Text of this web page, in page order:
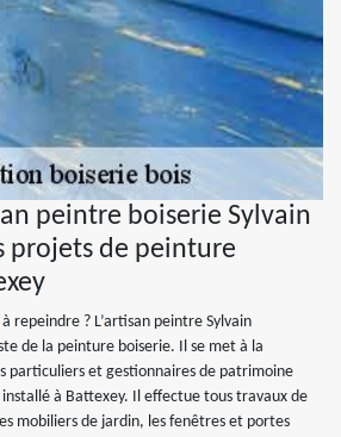
peintre boiserie Sylvain
projets de peinture
repeindre ? L’artisan peintre Sylvain
de la peinture boiserie. Il se met à la
particuliers et gestionnaires de patrimoine
installé à Battexey. Il effectue tous travaux de
mobiliers de jardin, les fenêtres et portes